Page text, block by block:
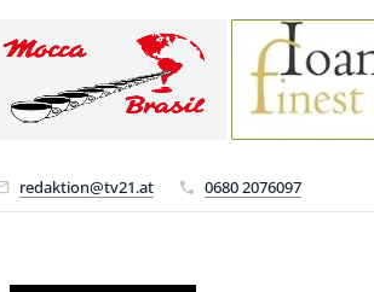
redaktion@tv21.at 0680 2076097